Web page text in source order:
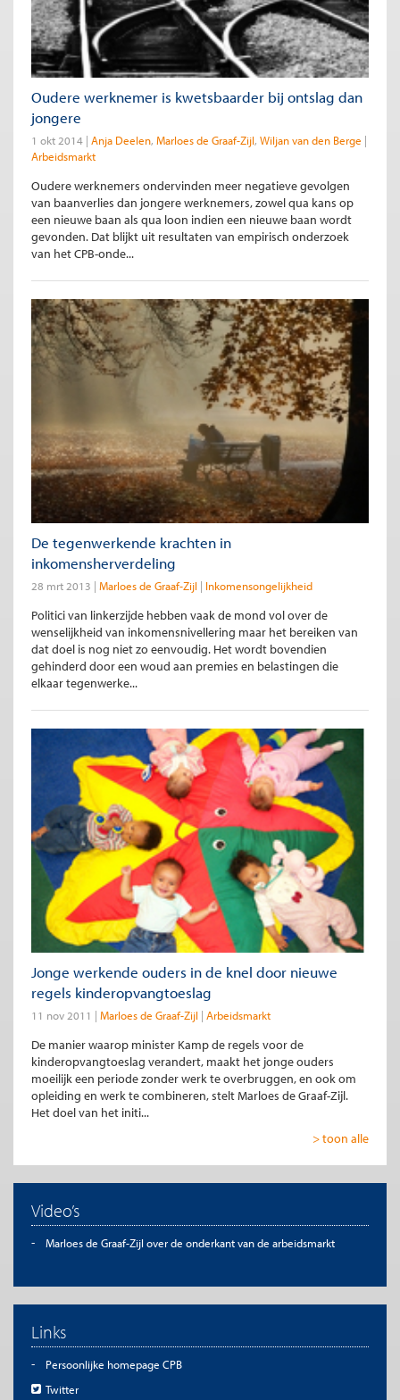
Oudere werknemer is kwetsbaarder bij ontslag dan
jongere
1 okt 2014 Anja Deelen Marloes de Graaf-Zijl Wiljan van den Berge
Arbeidsmarkt
Oudere werknemers ondervinden meer negatieve gevolgen
van baanverlies dan jongere werknemers, zowel qua kans op
een nieuwe baan als qua loon indien een nieuwe baan wordt
gevonden. Dat blijkt uit resultaten van empirisch onderzoek
van het CPB-onde...
De tegenwerkende krachten in
inkomensherverdeling
28 mrt 2013 Marloes de Graaf-Zijl Inkomensongelijkheid
Politici van linkerzijde hebben vaak de mond vol over de
wenselijkheid van inkomensnivellering maar het bereiken van
dat doel is nog niet zo eenvoudig. Het wordt bovendien
gehinderd door een woud aan premies en belastingen die
elkaar tegenwerke...
Jonge werkende ouders in de knel door nieuwe
regels kinderopvangtoeslag
11 nov 2011 Marloes de Graaf-Zijl Arbeidsmarkt
De manier waarop minister Kamp de regels voor de
kinderopvangtoeslag verandert, maakt het jonge ouders
moeilijk een periode zonder werk te overbruggen, en ook om
opleiding en werk te combineren, stelt Marloes de Graaf-Zijl.
Het doel van het initi...
> toon alle
Video’s
Marloes de Graaf-Zijl over de onderkant van de arbeidsmarkt
Links
Persoonlijke homepage CPB
Twitter